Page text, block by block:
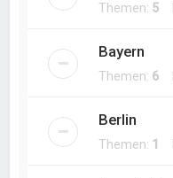
Themen: 5
Bayern
Themen: 6
Berlin
Themen: 1